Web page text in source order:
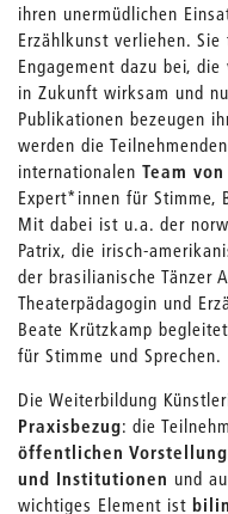
ihren unermüdlichen
Erzählkunst verliehen.
Engagement dazu bei,
in Zukunft wirksam und
Publikationen bezeugen
werden die
internationalen Team
Expert*innen für Stimme,
Mit dabei ist u.a. der
Patrix, die irisch-
der brasilianische Tänzer
Theaterpädagogin und
Beate Krützkamp
für Stimme und Sprechen.
Die Weiterbildung
Praxisbezug: die
öffentlichen
und Institutionen und
wichtiges Element ist